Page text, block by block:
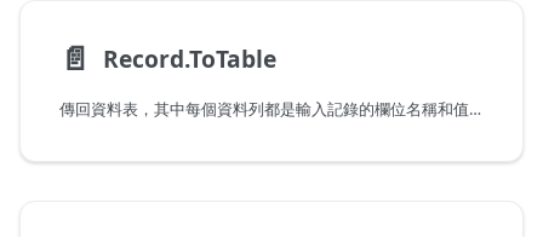
📄️ Record.ToTable
傳回資料表，其中每個資料列都是輸入記錄的欄位名稱和值。